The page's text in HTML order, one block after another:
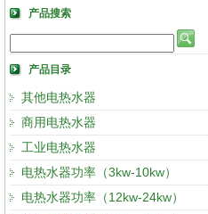
产品搜索
产品目录
其他电热水器
商用电热水器
工业电热水器
电热水器功率（3kw-10kw）
电热水器功率（12kw-24kw）